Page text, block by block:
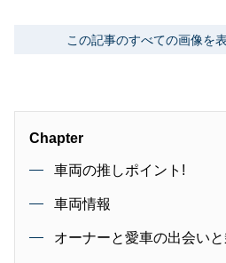
この記事のすべての画像を
Chapter
車両の推しポイント!
車両情報
オーナーと愛車の出会い